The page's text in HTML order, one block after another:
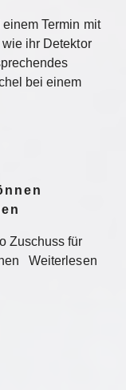
Termin mit
wie ihr Detektor
bei einem
Zuschuss für
Weiterlesen